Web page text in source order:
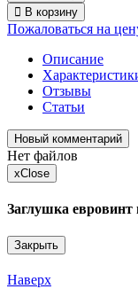
В корзину
Пожаловаться на
Описание
Отзывы
Статьи
Новый комментарий
Нет файлов
xClose
Заглушка
Закрыть
Наверх